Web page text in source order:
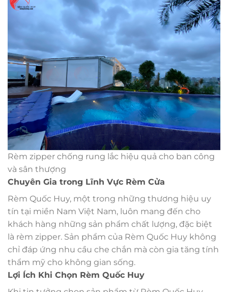
Rèm zipper chống rung lắc hiệu quả cho ban công
và sân thượng
Chuyên Gia trong Lĩnh Vực Rèm Cửa
Rèm Quốc Huy, một trong những thương hiệu uy
tín tại miền Nam Việt Nam, luôn mang đến cho
khách hàng những sản phẩm chất lượng, đặc biệt
là rèm zipper. Sản phẩm của Rèm Quốc Huy không
chỉ đáp ứng nhu cầu che chắn mà còn gia tăng tính
thẩm mỹ cho không gian sống.
Lợi Ích Khi Chọn Rèm Quốc Huy